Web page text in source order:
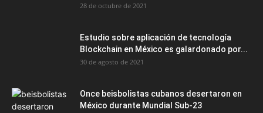
28 de octubre de 2021
Estudio sobre aplicación de tecnología
Blockchain en México es galardonado por...
30 de agosto de 2021
Once beisbolistas cubanos desertaron en
México durante Mundial Sub-23